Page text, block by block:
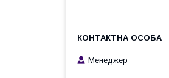
Менеджер